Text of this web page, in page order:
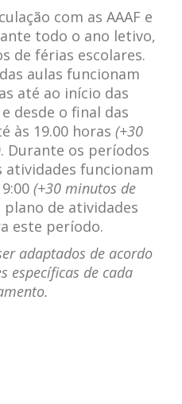
com as AAAF e
todo o ano letivo,
de férias escolares.
aulas funcionam
até ao início das
desde o final das
às 19.00 horas (+30
. Durante os períodos
atividades funcionam
(+30 minutos de
plano de atividades
este período.
adaptados de acordo
específicas de cada